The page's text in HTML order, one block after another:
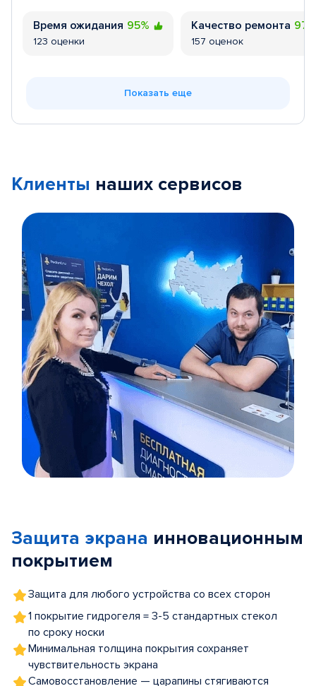
Время ожидания 95%
123 оценки
Качество ремонта
157 оценок
Показать еще
Клиенты наших сервисов
5
Защита экрана инновационным
покрытием
Защита для любого устройства со всех сторон
1 покрытие гидрогеля = 3-5 стандартных стекол
по сроку носки
Минимальная толщина покрытия сохраняет
чувствительность экрана
Самовосстановление — царапины стягиваются